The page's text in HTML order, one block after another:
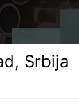
Srbija